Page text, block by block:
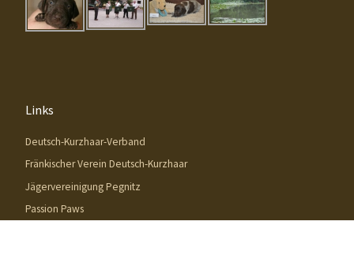
Links
Deutsch-Kurzhaar-Verband
Fränkischer Verein Deutsch-Kurzhaar
Jägervereinigung Pegnitz
Passion Paws